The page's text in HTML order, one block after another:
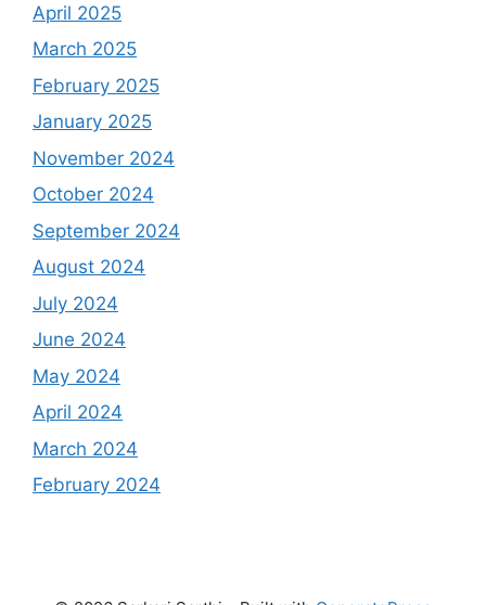
April 2025
March 2025
February 2025
January 2025
November 2024
October 2024
September 2024
August 2024
July 2024
June 2024
May 2024
April 2024
March 2024
February 2024